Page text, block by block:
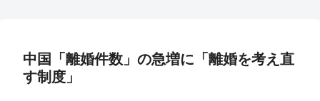
中国「離婚件数」の急増に「離婚を考え直
す制度」